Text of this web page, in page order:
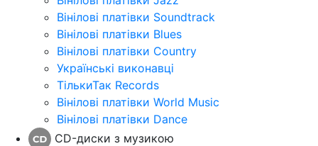
Вінілові платівки Soundtrack
Вінілові платівки Blues
Вінілові платівки Country
Українські виконавці
ТількиТак Records
Вінілові платівки World Music
Вінілові платівки Dance
CD-диски з музикою